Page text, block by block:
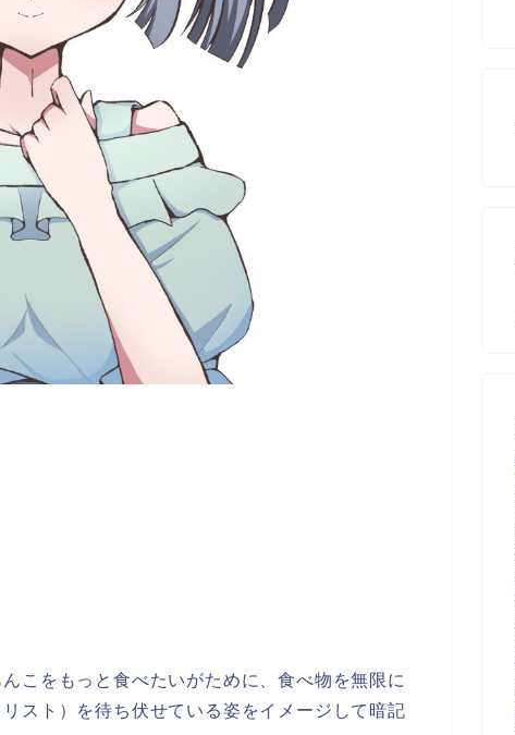
こをもっと食べたいがために、食べ物を無限に
スト）を待ち伏せている姿をイメージして暗記